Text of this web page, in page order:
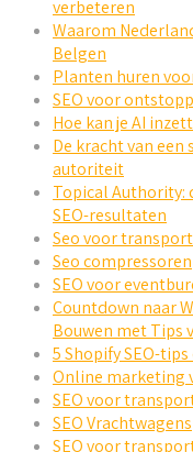
verbeteren
Waarom
Belgen
Planten huren
SEO voor
Hoe kan je AI
De kracht van
autoriteit
Topical Authority:
SEO-resultaten
Seo voor
Seo compressoren
SEO voor
Countdown naar
Bouwen met Tips
5 Shopify SEO-
Online marketing
SEO voor
SEO Vrachtwagens
SEO voor